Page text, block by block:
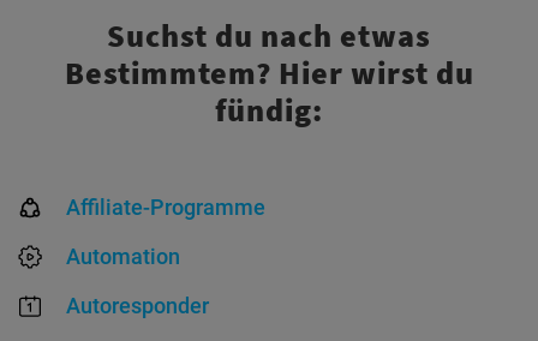
Suchst du nach etwas
Bestimmtem? Hier wirst du
fündig:
Affiliate-Programme
Automation
Autoresponder